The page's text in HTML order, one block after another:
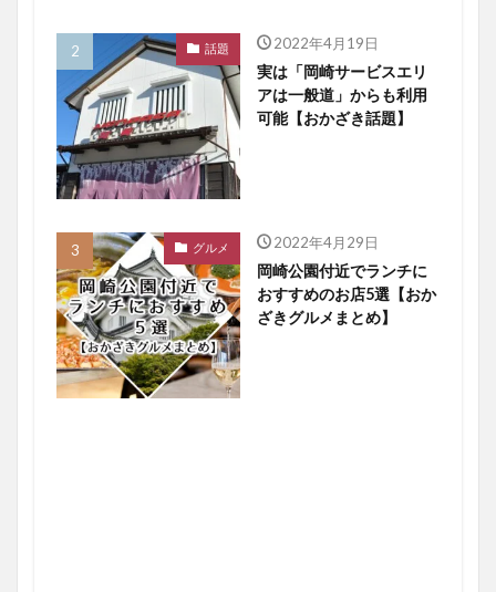
話題 2022年4月19日
実は「岡崎サービスエリ
アは一般道」からも利用
可能【おかざき話題】
グルメ 2022年4月29日
岡崎公園付近でランチに
おすすめのお店5選【おか
ざきグルメまとめ】